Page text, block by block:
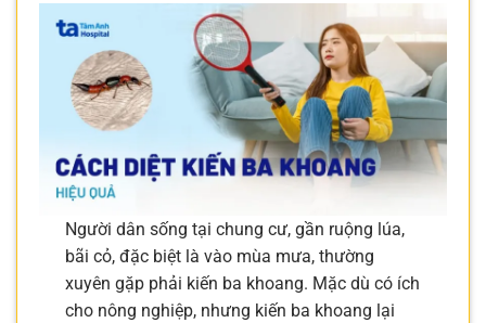
Người dân sống tại chung cư, gần ruộng lúa,
bãi cỏ, đặc biệt là vào mùa mưa, thường
xuyên gặp phải kiến ba khoang. Mặc dù có ích
cho nông nghiệp, nhưng kiến ba khoang lại